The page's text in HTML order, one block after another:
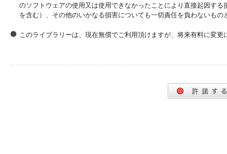
のソフトウェアの使用又は使用できなかったことにより直接起因す
を含む）、その他のいかなる損害についても一切責任を負わないもの
このライブラリーは、現在無償でご利用頂けますが、将来有料に変